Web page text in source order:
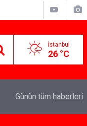
İstanbul
26 °C
Drahyalı Kimdir,
Günün tüm haberleri